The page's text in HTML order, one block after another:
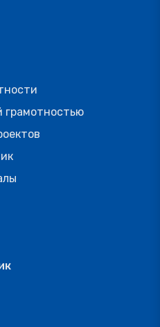
грамотностью